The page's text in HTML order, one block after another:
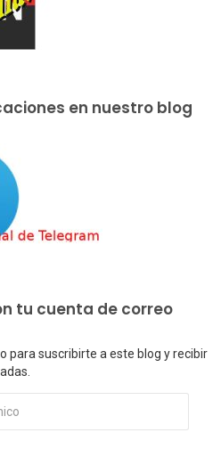
en nuestro blog
tu cuenta de correo
para suscribirte a este blog y recibir